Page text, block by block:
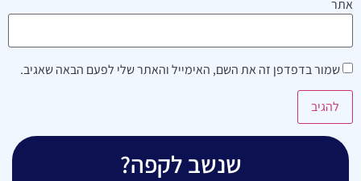
אתר
שמור בדפדפן זה את השם, האימייל והאתר שלי לפעם הבאה שאגיב.
שנשב לקפה?